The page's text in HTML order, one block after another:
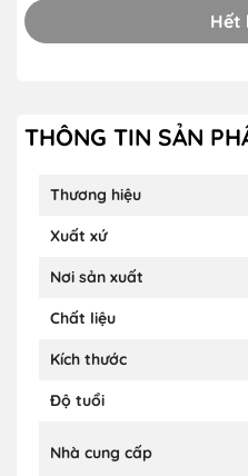
Hết
THÔNG TIN SẢN
Thương hiệu
Xuất xứ
Nơi sản xuất
Chất liệu
Kích thước
Độ tuổi
Nhà cung cấp